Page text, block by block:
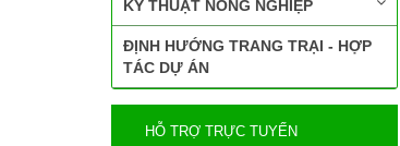
KỸ THUẬT NÔNG NGHIỆP
ĐỊNH HƯỚNG TRANG TRẠI - HỢP
TÁC DỰ ÁN
HỖ TRỢ TRỰC TUYẾN